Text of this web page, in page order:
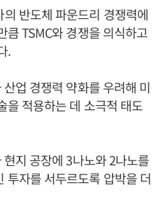
반도체 파운드리 경쟁력에
큼 TSMC와 경쟁을 의식하고
.
업 경쟁력 약화를 우려해 미
을 적용하는 데 소극적 태도
지 공장에 3나노와 2나노를
투자를 서두르도록 압박을 더